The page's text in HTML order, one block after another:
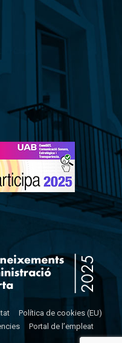
Política de cookies (EU)
Portal de l’empleat